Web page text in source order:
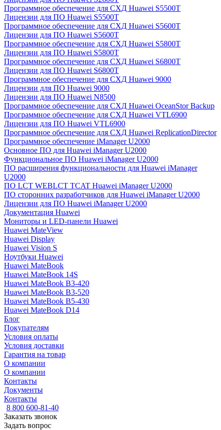
Программное обеспечение для СХД Huawei S5500T
Лицензии для ПО Huawei S5500T
Программное обеспечение для СХД Huawei S5600T
Лицензии для ПО Huawei S5600T
Программное обеспечение для СХД Huawei S5800T
Лицензии для ПО Huawei S5800T
Программное обеспечение для СХД Huawei S6800T
Лицензии для ПО Huawei S6800T
Программное обеспечение для СХД Huawei 9000
Лицензии для ПО Huawei 9000
Лицензии для ПО Huawei N8500
Программное обеспечение для СХД Huawei OceanStor Backup
Программное обеспечение для СХД Huawei VTL6900
Лицензии для ПО Huawei VTL6900
Программное обеспечение для СХД Huawei ReplicationDirector
Программное обеспечение iManager U2000
Основное ПО для Huawei iManager U2000
Функциональное ПО Huawei iManager U2000
ПО расширения функциональности для Huawei iManager
U2000
ПО LCT WEBLCT TCAT Huawei iManager U2000
ПО сторонних разработчиков для Huawei iManager U2000
Лицензии для ПО Huawei iManager U2000
Документация Huawei
Мониторы и LED-панели Huawei
Huawei MateView
Huawei Display
Huawei Vision S
Ноутбуки Huawei
Huawei MateBook
Huawei MateBook 14S
Huawei MateBook B3-420
Huawei MateBook B3-520
Huawei MateBook B5-430
Huawei MateBook D14
Блог
Покупателям
Условия оплаты
Условия доставки
Гарантия на товар
О компании
О компании
Контакты
Документы
Контакты
8 800 600-81-40
Заказать звонок
Задать вопрос